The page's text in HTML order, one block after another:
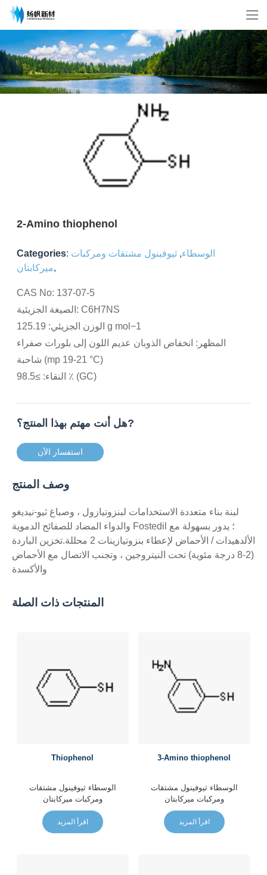
2-Amino thiophenol
Categories: الوسطاء,ثيوفينول مشتقات ومركبات
ميركابتان,
CAS No: 137-07-5
الصيغة الجزيئية: C6H7NS
الوزن الجزيئي: 125.19 g mol−1
المظهر: انخفاض الذوبان عديم اللون إلى بلورات صفراء
شاحبة (mp 19-21 °C)
النقاء: ≥98.5 ٪ (GC)
هل أنت مهتم بهذا المنتج؟?
استفسار الآن
وصف المنتج
لبنة بناء متعددة الاستخدامات لبنزوتيازول ، وصباغ ثيو-نيديغو
والدواء المضاد للصفائح الدموية Fostedil ؛ يدور بسهولة مع
الألدهيدات / الأحماض لإعطاء بنزوتيازينات 2 محللة.تخزين الباردة
(2-8 درجة مئوية) تحت النيتروجين ، وتجنب الاتصال مع الأحماض
والأكسدة
المنتجات ذات الصلة
Thiophenol
الوسطاء ثيوفينول مشتقات
ومركبات ميركابتان
اقرأ المزيد
3-Amino thiophenol
الوسطاء ثيوفينول مشتقات
ومركبات ميركابتان
اقرأ المزيد